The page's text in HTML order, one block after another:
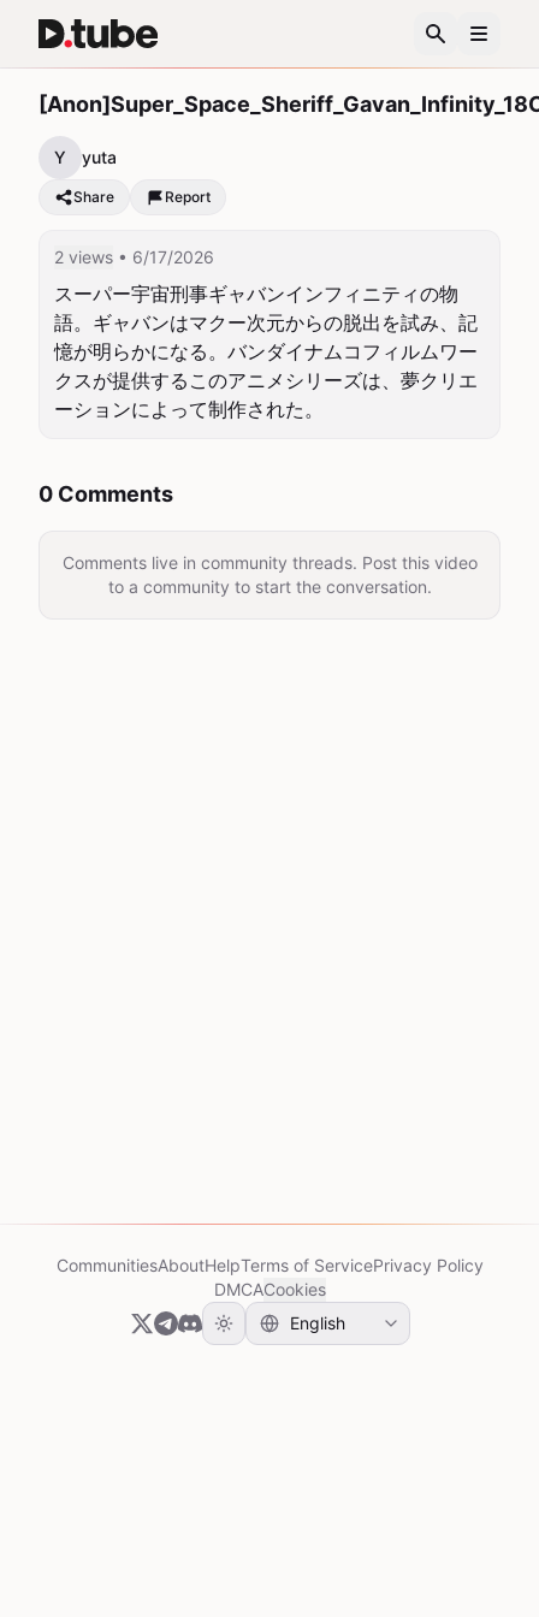
Y yuta
Share Report
2 views • 6/17/2026
スーパー宇宙刑事ギャバンインフィニティの物
語。ギャバンはマクー次元からの脱出を試み、記
憶が明らかになる。バンダイナムコフィルムワー
クスが提供するこのアニメシリーズは、夢クリエ
ーションによって制作された。
0 Comments
Comments live in community threads. Post this video
to a community to start the conversation.
CommunitiesAboutHelpTerms of ServicePrivacy Policy
DMCACookies